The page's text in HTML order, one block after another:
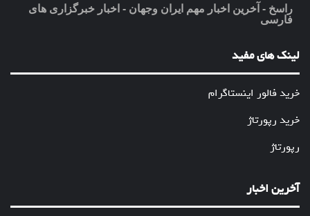
راسخ - آخرین اخبار مهم ایران وجهان - اخبار خبرگزاری های
فارسی
لینک های مفید
خرید فالور اینستاگرام
خرید رپورتاژ
رپورتاژ
آخرین اخبار